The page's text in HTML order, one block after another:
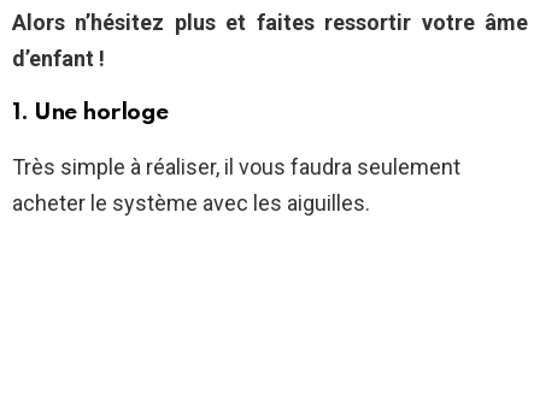
Alors n’hésitez plus et faites ressortir votre âme
d’enfant !
1. Une horloge
Très simple à réaliser, il vous faudra seulement
acheter le système avec les aiguilles.